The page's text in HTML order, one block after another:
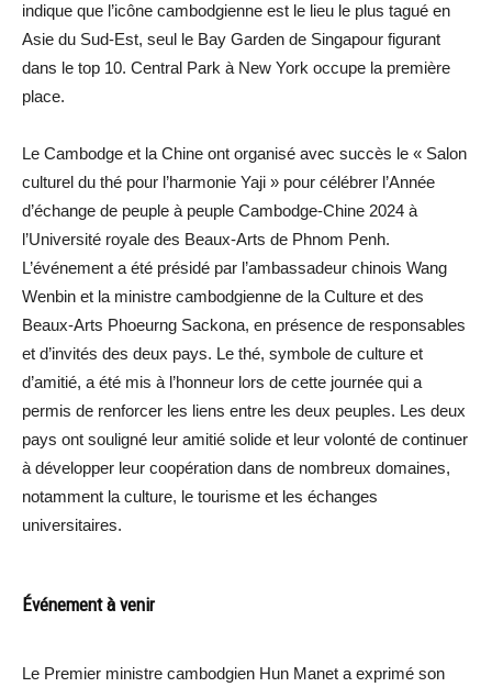
indique que l’icône cambodgienne est le lieu le plus tagué en
Asie du Sud-Est, seul le Bay Garden de Singapour figurant
dans le top 10. Central Park à New York occupe la première
place.
Le Cambodge et la Chine ont organisé avec succès le « Salon
culturel du thé pour l’harmonie Yaji » pour célébrer l’Année
d’échange de peuple à peuple Cambodge-Chine 2024 à
l’Université royale des Beaux-Arts de Phnom Penh.
L’événement a été présidé par l’ambassadeur chinois Wang
Wenbin et la ministre cambodgienne de la Culture et des
Beaux-Arts Phoeurng Sackona, en présence de responsables
et d’invités des deux pays. Le thé, symbole de culture et
d’amitié, a été mis à l’honneur lors de cette journée qui a
permis de renforcer les liens entre les deux peuples. Les deux
pays ont souligné leur amitié solide et leur volonté de continuer
à développer leur coopération dans de nombreux domaines,
notamment la culture, le tourisme et les échanges
universitaires.
Événement à venir
Le Premier ministre cambodgien Hun Manet a exprimé son